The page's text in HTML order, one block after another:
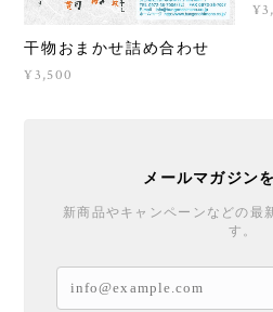
干物おまかせ詰め合わせ
¥3,500
メールマガジン
新商品やキャンペーンなどの最
す。